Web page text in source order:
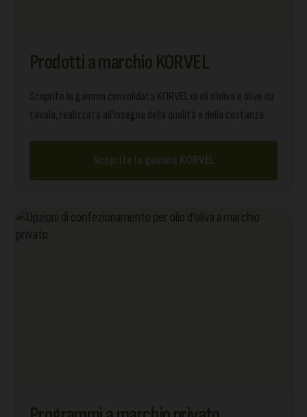
Prodotti a marchio KORVEL
Scoprite la gamma consolidata KORVEL di oli d’oliva e olive da
tavola, realizzata all’insegna della qualità e della costanza.
Scoprite la gamma KORVEL